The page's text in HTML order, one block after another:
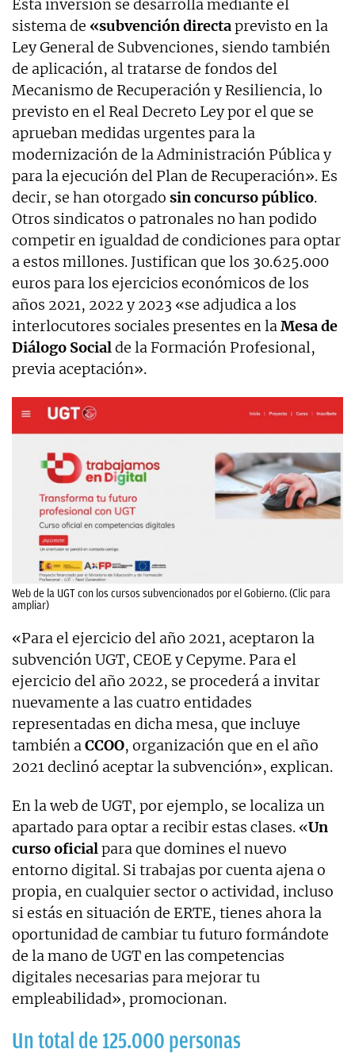
Esta inversión se desarrolla mediante el
sistema de «subvención directaprevisto en la
Ley General de Subvenciones, siendo también
de aplicación, al tratarse de fondos del
Mecanismo de Recuperación y Resiliencia, lo
previsto en el Real Decreto Ley por el que se
aprueban medidas urgentes para la
modernización de la Administración Pública y
para la ejecución del Plan de Recuperación». Es
decir, se han otorgado sin concurso público.
Otros sindicatos o patronales no han podido
competir en igualdad de condiciones para optar
a estos millones. Justifican que los 30.625.000
euros para los ejercicios económicos de los
años 2021, 2022 y 2023 «se adjudica a los
interlocutores sociales presentes en laMesa de
Diálogo Socialde la Formación Profesional,
previa aceptación».
Web de la UGT con los cursos subvencionados por el Gobierno. (Clic para
ampliar)
«Para el ejercicio del año 2021, aceptaron la
subvención UGT, CEOE y Cepyme. Para el
ejercicio del año 2022, se procederá a invitar
nuevamente a las cuatro entidades
representadas en dicha mesa, que incluye
también aCCOO, organización que en el año
2021 declinó aceptar la subvención», explican.
En la web de UGT, por ejemplo, se localiza un
apartado para optar a recibir estas clases. «Un
curso oficialpara que domines el nuevo
entorno digital. Si trabajas por cuenta ajena o
propia, en cualquier sector o actividad, incluso
si estás en situación de ERTE, tienes ahora la
oportunidad de cambiar tu futuro formándote
de la mano de UGT en las competencias
digitales necesarias para mejorar tu
empleabilidad», promocionan.
Un total de 125.000 personas